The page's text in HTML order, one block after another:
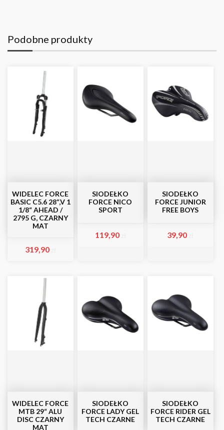
Podobne produkty
WIDELEC FORCE
BASIC C5.6 28“,V 1
1/8“ AHEAD /
2795 G, CZARNY
MAT
319,90
SIODEŁKO
FORCE NICO
SPORT
119,90
SIODEŁKO
FORCE JUNIOR
FREE BOYS
39,90
WIDELEC FORCE
MTB 29“ ALU
DISC CZARNY
MAT
SIODEŁKO
FORCE LADY GEL
TECH CZARNE
SIODEŁKO
FORCE RIDER GEL
TECH CZARNE